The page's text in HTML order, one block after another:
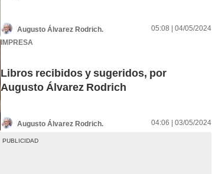
Augusto Álvarez Rodrich.
05:08 | 04/05/2024
IMPRESA
Libros recibidos y sugeridos, por
Augusto Álvarez Rodrich
Augusto Álvarez Rodrich. 04:06 | 03/05/2024